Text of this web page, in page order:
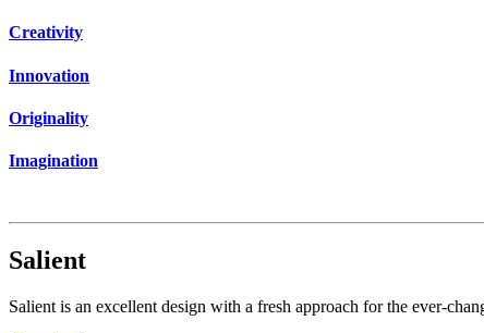
Creativity
Innovation
Originality
Imagination
Salient
Salient is an excellent design with a fresh approach for the ever-